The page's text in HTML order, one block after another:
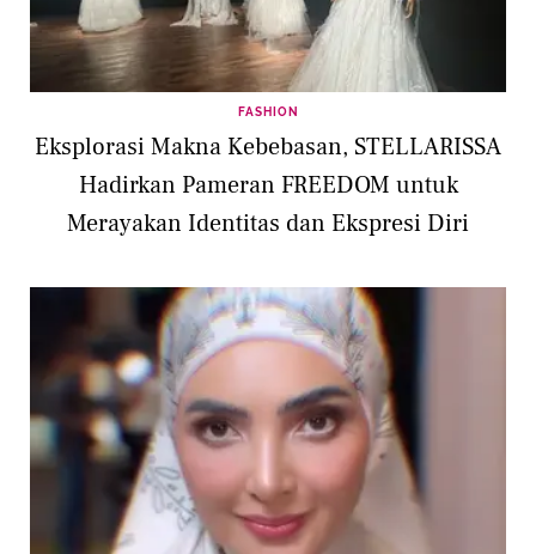
FASHION
Eksplorasi Makna Kebebasan, STELLARISSA
Hadirkan Pameran FREEDOM untuk
Merayakan Identitas dan Ekspresi Diri